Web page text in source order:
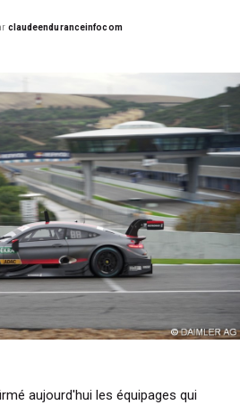
claudeenduranceinfocom
aujourd'hui les équipages qui